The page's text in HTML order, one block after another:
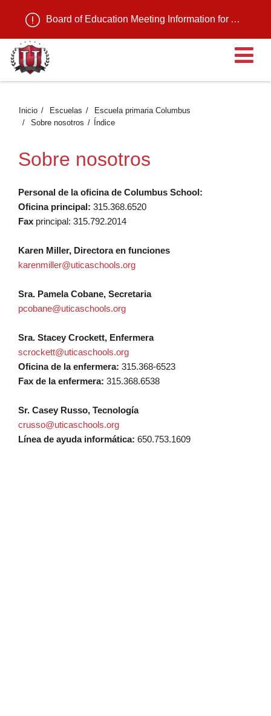
Board of Education Meeting Information for August 11, 2026
Inicio Escuelas
Escuela primaria Columbus
Sobre nosotros
Índice
Sobre nosotros
Personal de la oficina de Columbus School:
Oficina principal: 315.368.6520
Fax principal: 315.792.2014
Karen Miller, Directora en funciones
karenmiller@uticaschools.org
Sra. Pamela Cobane, Secretaria
pcobane@uticaschools.org
Sra. Stacey Crockett, Enfermera
scrockett@uticaschools.org
Oficina de la enfermera: 315.368-6523
Fax de la enfermera: 315.368.6538
Sr. Casey Russo, Tecnología
crusso@uticaschools.org
Línea de ayuda informática: 650.753.1609